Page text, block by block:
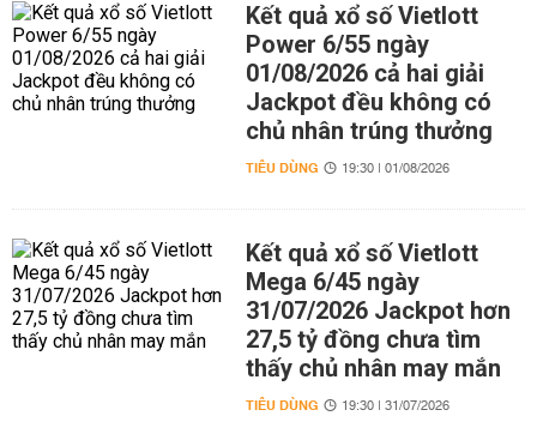
Kết quả xổ số Vietlott
Power 6/55 ngày
01/08/2026 cả hai giải
Jackpot đều không có
chủ nhân trúng thưởng
TIÊU DÙNG 19:30 | 01/08/2026
Kết quả xổ số Vietlott
Mega 6/45 ngày
31/07/2026 Jackpot hơn
27,5 tỷ đồng chưa tìm
thấy chủ nhân may mắn
TIÊU DÙNG 19:30 | 31/07/2026